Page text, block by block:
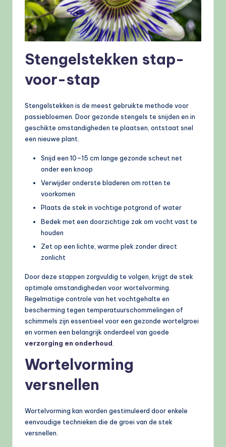
Stengelstekken stap-
voor-stap
Stengelstekken is de meest gebruikte methode voor
passiebloemen. Door gezonde stengels te snijden en in
geschikte omstandigheden te plaatsen, ontstaat snel
een nieuwe plant.
Snijd een 10–15 cm lange gezonde scheut net
onder een knoop
Verwijder onderste bladeren om rotten te
voorkomen
Plaats de stek in vochtige potgrond of water
Bedek met een doorzichtige zak om vocht vast te
houden
Zet op een lichte, warme plek zonder direct
zonlicht
Door deze stappen zorgvuldig te volgen, krijgt de stek
optimale omstandigheden voor wortelvorming.
Regelmatige controle van het vochtgehalte en
bescherming tegen temperatuurschommelingen of
schimmels zijn essentieel voor een gezonde wortelgroei
en vormen een belangrijk onderdeel van goede
verzorging en onderhoud
Wortelvorming
versnellen
Wortelvorming kan worden gestimuleerd door enkele
eenvoudige technieken die de groei van de stek
versnellen.